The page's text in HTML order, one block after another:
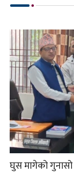
घुस मागेको